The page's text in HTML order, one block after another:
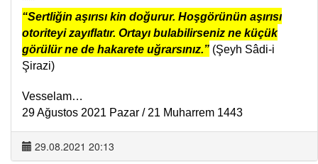
“Sertliğin aşırısı kin doğurur. Hoşgörünün aşırısı
otoriteyi zayıflatır. Ortayı bulabilirseniz ne küçük
görülür ne de hakarete uğrarsınız.” (Şeyh Sâdi-i
Şirazi)
Vesselam…
29 Ağustos 2021 Pazar / 21 Muharrem 1443
29.08.2021 20:13